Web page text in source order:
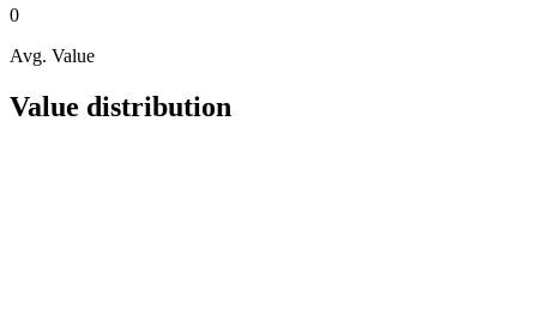
0
Avg. Value
Value distribution